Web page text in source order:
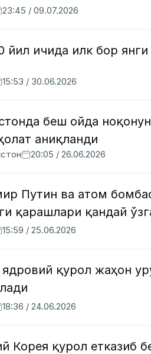
23:45 / 09.07.2026
ичида илк бор янги
15:53 / 30.06.2026
беш ойда
аниқланди
20:05 / 26.06.2026
Путин ва атом
қарашлари қандай
15:59 / 25.06.2026
ядровий қурол жаҳон
18:36 / 24.06.2026
Корея қурол етказиб